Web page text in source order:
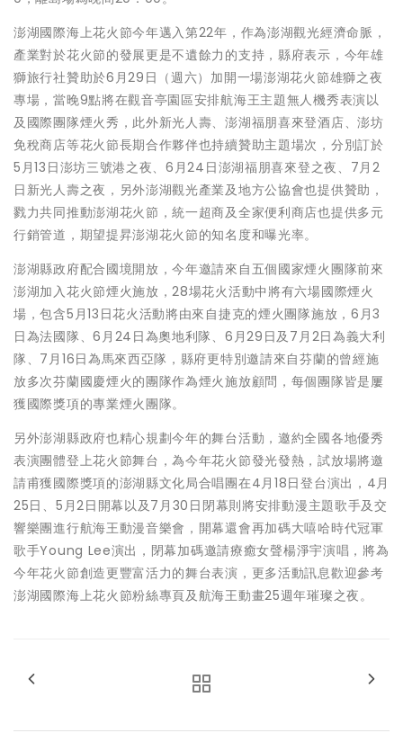
澎湖國際海上花火節今年邁入第22年，作為澎湖觀光經濟命脈，
產業對於花火節的發展更是不遺餘力的支持，縣府表示，今年雄
獅旅行社贊助於6月29日（週六）加開一場澎湖花火節雄獅之夜
專場，當晚9點將在觀音亭園區安排航海王主題無人機秀表演以
及國際團隊煙火秀，此外新光人壽、澎湖福朋喜來登酒店、澎坊
免稅商店等花火節長期合作夥伴也持續贊助主題場次，分別訂於
5月13日澎坊三號港之夜、6月24日澎湖福朋喜來登之夜、7月2
日新光人壽之夜，另外澎湖觀光產業及地方公協會也提供贊助，
戮力共同推動澎湖花火節，統一超商及全家便利商店也提供多元
行銷管道，期望提昇澎湖花火節的知名度和曝光率。
澎湖縣政府配合國境開放，今年邀請來自五個國家煙火團隊前來
澎湖加入花火節煙火施放，28場花火活動中將有六場國際煙火
場，包含5月13日花火活動將由來自捷克的煙火團隊施放，6月3
日為法國隊、6月24日為奧地利隊、6月29日及7月2日為義大利
隊、7月16日為馬來西亞隊，縣府更特別邀請來自芬蘭的曾經施
放多次芬蘭國慶煙火的團隊作為煙火施放顧問，每個團隊皆是屢
獲國際獎項的專業煙火團隊。
另外澎湖縣政府也精心規劃今年的舞台活動，邀約全國各地優秀
表演團體登上花火節舞台，為今年花火節發光發熱，試放場將邀
請甫獲國際獎項的澎湖縣文化局合唱團在4月18日登台演出，4月
25日、5月2日開幕以及7月30日閉幕則將安排動漫主題歌手及交
響樂團進行航海王動漫音樂會，開幕還會再加碼大嘻哈時代冠軍
歌手Young Lee演出，閉幕加碼邀請療癒女聲楊淨宇演唱，將為
今年花火節創造更豐富活力的舞台表演，更多活動訊息歡迎參考
澎湖國際海上花火節粉絲專頁及航海王動畫25週年璀璨之夜。